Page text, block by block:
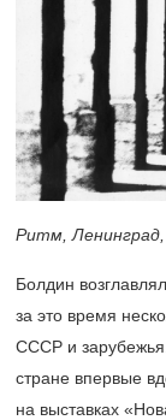
Ритм,
Болдин
за это время
СССР и
стране впервые
на выставках